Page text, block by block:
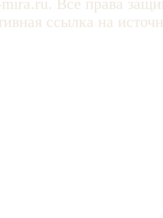
Все права
ссылка на